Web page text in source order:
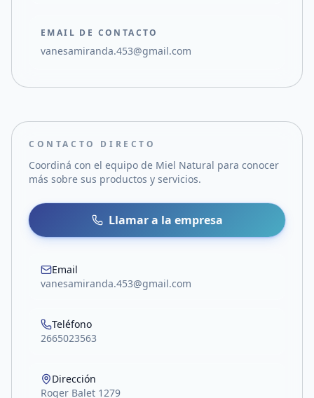
EMAIL DE CONTACTO
vanesamiranda.453@gmail.com
CONTACTO DIRECTO
Coordiná con el equipo de Miel Natural para conocer
más sobre sus productos y servicios.
Llamar a la empresa
Email
vanesamiranda.453@gmail.com
Teléfono
2665023563
Dirección
Roger Balet 1279